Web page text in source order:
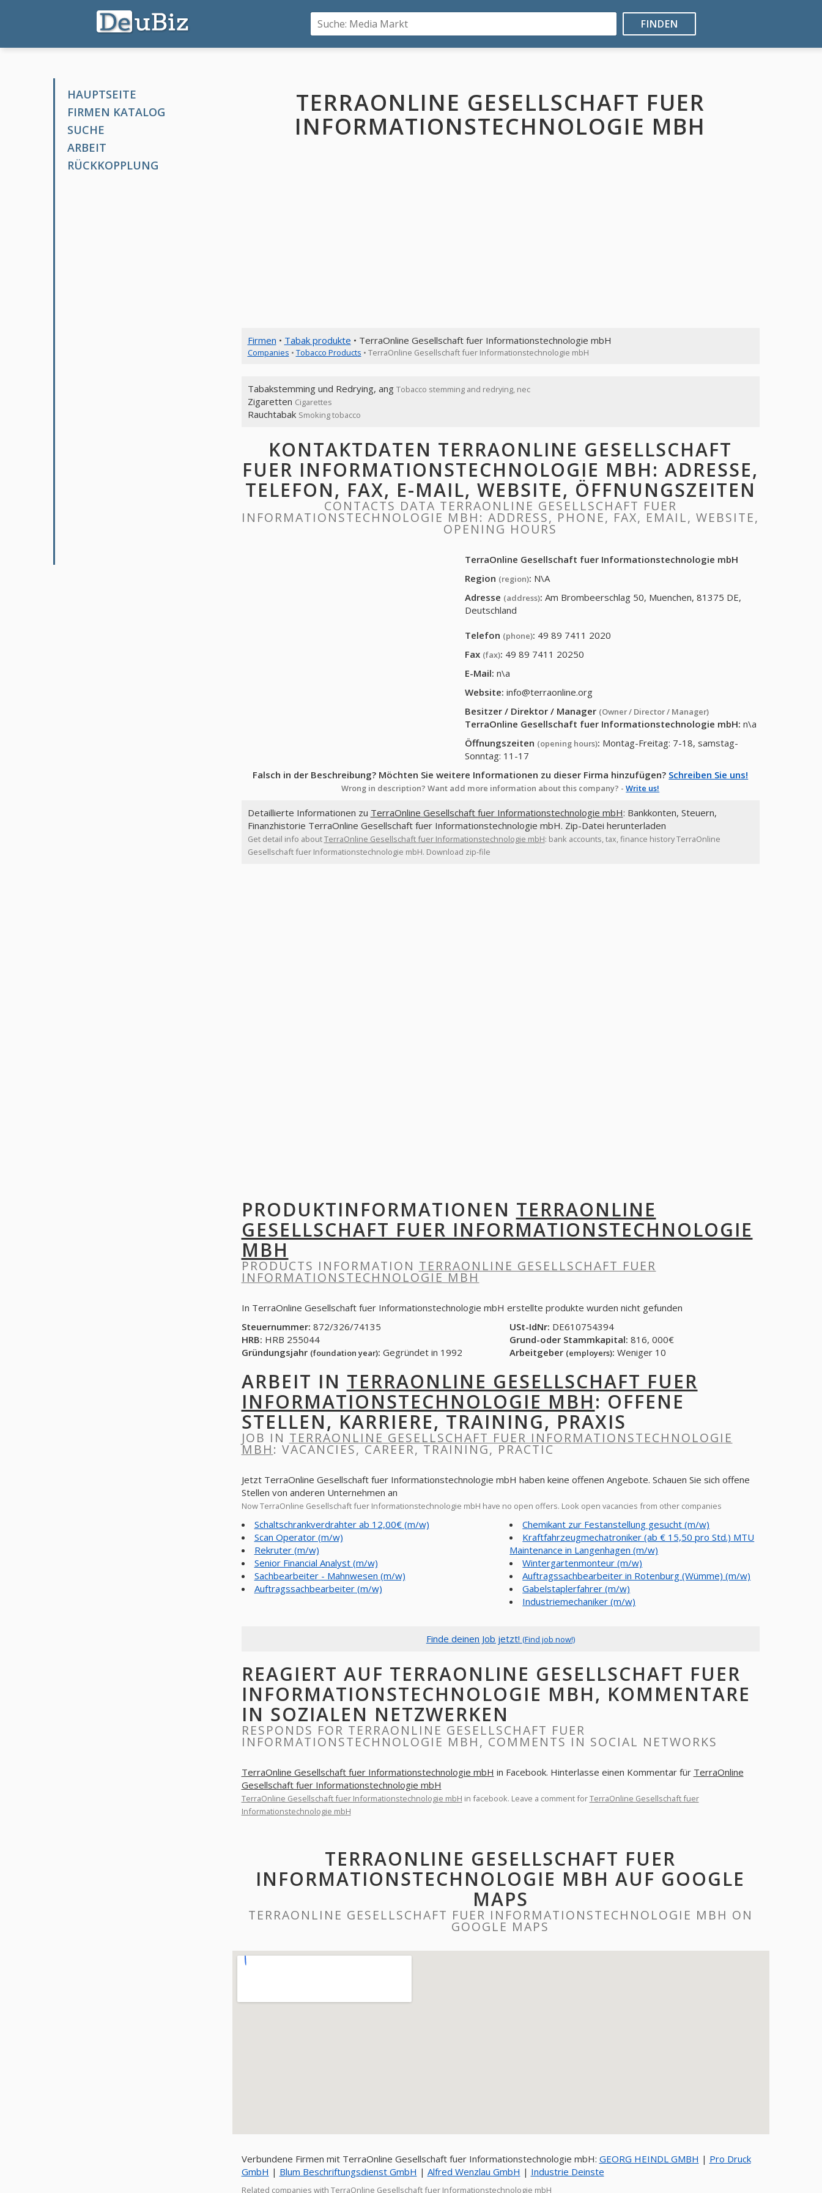
FINDEN
HAUPTSEITE
FIRMEN KATALOG
SUCHE
ARBEIT
RÜCKKOPPLUNG
TERRAONLINE GESELLSCHAFT FUER
INFORMATIONSTECHNOLOGIE MBH
Firmen • Tabak produkte • TerraOnline Gesellschaft fuer Informationstechnologie mbH
Companies • Tobacco Products • TerraOnline Gesellschaft fuer Informationstechnologie mbH
Tabakstemming und Redrying, ang Tobacco stemming and redrying, nec
Zigaretten Cigarettes
Rauchtabak Smoking tobacco
KONTAKTDATEN TERRAONLINE GESELLSCHAFT
FUER INFORMATIONSTECHNOLOGIE MBH: ADRESSE,
TELEFON, FAX, E-MAIL, WEBSITE, ÖFFNUNGSZEITEN
CONTACTS DATA TERRAONLINE GESELLSCHAFT FUER
INFORMATIONSTECHNOLOGIE MBH: ADDRESS, PHONE, FAX, EMAIL, WEBSITE,
OPENING HOURS
TerraOnline Gesellschaft fuer Informationstechnologie mbH
Region (region): N\A
Adresse (address): Am Brombeerschlag 50, Muenchen, 81375 DE,
Deutschland
Telefon (phone): 49 89 7411 2020
Fax (fax): 49 89 7411 20250
E-Mail: n\a
Website: info@terraonline.org
Besitzer / Direktor / Manager (Owner / Director / Manager)
TerraOnline Gesellschaft fuer Informationstechnologie mbH: n\a
Öffnungszeiten (opening hours): Montag-Freitag: 7-18, samstag-
Sonntag: 11-17
Falsch in der Beschreibung? Möchten Sie weitere Informationen zu dieser Firma hinzufügen? Schreiben Sie uns!
Wrong in description? Want add more information about this company? -Write us!
Detaillierte Informationen zu TerraOnline Gesellschaft fuer Informationstechnologie mbH: Bankkonten, Steuern,
Finanzhistorie TerraOnline Gesellschaft fuer Informationstechnologie mbH. Zip-Datei herunterladen
Get detail info aboutTerraOnline Gesellschaft fuer Informationstechnologie mbH: bank accounts, tax, finance history TerraOnline
Gesellschaft fuer Informationstechnologie mbH. Download zip-file
PRODUKTINFORMATIONEN TERRAONLINE
GESELLSCHAFT FUER INFORMATIONSTECHNOLOGIE
MBH
PRODUCTS INFORMATION TERRAONLINE GESELLSCHAFT FUER
INFORMATIONSTECHNOLOGIE MBH
In TerraOnline Gesellschaft fuer Informationstechnologie mbH erstellte produkte wurden nicht gefunden
Steuernummer: 872/326/74135 USt-IdNr: DE610754394
HRB: HRB 255044 Grund-oder Stammkapital: 816, 000€
Gründungsjahr (foundation year): Gegründet in 1992 Arbeitgeber (employers): Weniger 10
ARBEIT IN TERRAONLINE GESELLSCHAFT FUER
INFORMATIONSTECHNOLOGIE MBH: OFFENE
STELLEN, KARRIERE, TRAINING, PRAXIS
JOB IN TERRAONLINE GESELLSCHAFT FUER INFORMATIONSTECHNOLOGIE
MBH: VACANCIES, CAREER, TRAINING, PRACTIC
Jetzt TerraOnline Gesellschaft fuer Informationstechnologie mbH haben keine offenen Angebote. Schauen Sie sich offene
Stellen von anderen Unternehmen an
Now TerraOnline Gesellschaft fuer Informationstechnologie mbH have no open offers. Look open vacancies from other companies
Schaltschrankverdrahter ab 12,00€ (m/w)
Scan Operator (m/w)
Rekruter (m/w)
Senior Financial Analyst (m/w)
Sachbearbeiter - Mahnwesen (m/w)
Auftragssachbearbeiter (m/w)
Chemikant zur Festanstellung gesucht (m/w)
Kraftfahrzeugmechatroniker (ab € 15,50 pro Std.) MTU
Maintenance in Langenhagen (m/w)
Wintergartenmonteur (m/w)
Auftragssachbearbeiter in Rotenburg (Wümme) (m/w)
Gabelstaplerfahrer (m/w)
Industriemechaniker (m/w)
Finde deinen Job jetzt! (Find job now!)
REAGIERT AUF TERRAONLINE GESELLSCHAFT FUER
INFORMATIONSTECHNOLOGIE MBH, KOMMENTARE
IN SOZIALEN NETZWERKEN
RESPONDS FOR TERRAONLINE GESELLSCHAFT FUER
INFORMATIONSTECHNOLOGIE MBH, COMMENTS IN SOCIAL NETWORKS
TerraOnline Gesellschaft fuer Informationstechnologie mbH in Facebook. Hinterlasse einen Kommentar für TerraOnline
Gesellschaft fuer Informationstechnologie mbH
TerraOnline Gesellschaft fuer Informationstechnologie mbH in facebook. Leave a comment forTerraOnline Gesellschaft fuer
Informationstechnologie mbH
TERRAONLINE GESELLSCHAFT FUER
INFORMATIONSTECHNOLOGIE MBH AUF GOOGLE
MAPS
TERRAONLINE GESELLSCHAFT FUER INFORMATIONSTECHNOLOGIE MBH ON
GOOGLE MAPS
Verbundene Firmen mit TerraOnline Gesellschaft fuer Informationstechnologie mbH: GEORG HEINDL GMBH | Pro Druck
GmbH | Blum Beschriftungsdienst GmbH | Alfred Wenzlau GmbH | Industrie Deinste
Related companies with TerraOnline Gesellschaft fuer Informationstechnologie mbH